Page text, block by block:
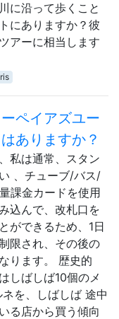
に沿って歩くこと
にありますか？彼
アーに相当します
ペイアズユー
ありますか？
私は通常、スタン
、チューブ/バス/
課金カードを使用
込んで、改札口を
ができるため、1日
限され、その後の
ります。 歴史的
しばしば10個のメ
を、しばしば 途中
る店から買う傾向